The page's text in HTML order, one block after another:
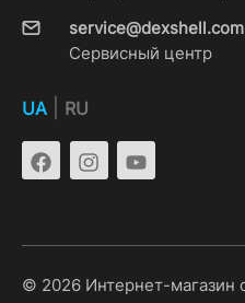
Сервисный центр
UA RU
© 2026 Интернет-магазин